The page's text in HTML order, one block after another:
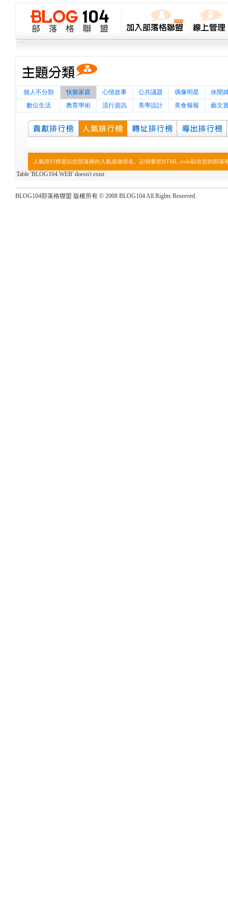
個人不分類 快樂家庭 心情故事 公共議題 偶像明星
休閒
數位生活
教育學術 流行資訊 美學設計 美食報報 藝文
人氣排行榜是以您部落格的人氣值做排名。記得要把HTML code貼在您的部
Table 'BLOG104.WEB' doesn't exist
BLOG104部落格聯盟 版權所有 © 2008 BLOG104 All Rights Reserved.